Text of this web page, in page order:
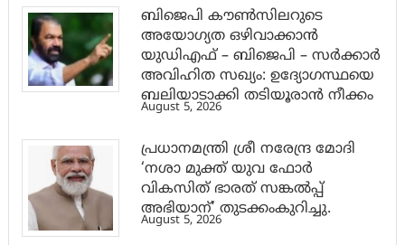
ബിജെപി കൗൺസിലറുടെ
അയോഗ്യത ഒഴിവാക്കാൻ
യുഡിഎഫ് – ബിജെപി – സർക്കാർ
അവിഹിത സഖ്യം: ഉദ്യോഗസ്ഥയെ
ബലിയാടാക്കി തടിയൂരാൻ നീക്കം
August 5, 2026
പ്രധാനമന്ത്രി ശ്രീ നരേന്ദ്ര മോദി
‘നശാ മുക്ത് യുവ ഫോർ
വികസിത് ഭാരത് സങ്കൽപ്പ്
അഭിയാന്’ തുടക്കംകുറിച്ചു.
August 5, 2026